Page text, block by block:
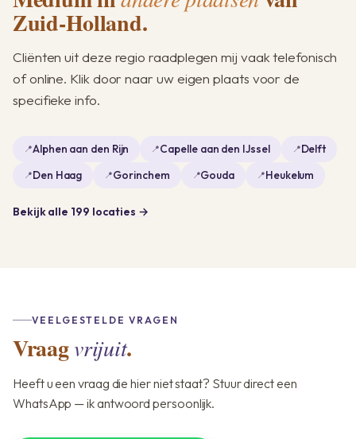
Zuid-Holland.
Cliënten uit deze regio raadplegen mij vaak telefonisch
of online. Klik door naar uw eigen plaats voor de
specifieke info.
Alphen aan den Rijn Capelle aan den IJssel
Delft
Den Haag
Gorinchem Gouda Heukelum
Bekijk alle 199 locaties →
VEELGESTELDE VRAGEN
Vraagvrijuit.
Heeft u een vraag die hier niet staat? Stuur direct een
WhatsApp — ik antwoord persoonlijk.